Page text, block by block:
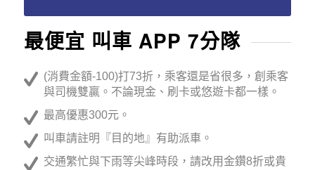
最便宜 叫車 APP 7分隊
(消費金額-100)打73折，乘客還是省很多，創乘客
與司機雙贏。不論現金、刷卡或悠遊卡都一樣。
最高優惠300元。
叫車請註明『目的地』有助派車。
交通繁忙與下雨等尖峰時段，請改用金鑽8折或貴